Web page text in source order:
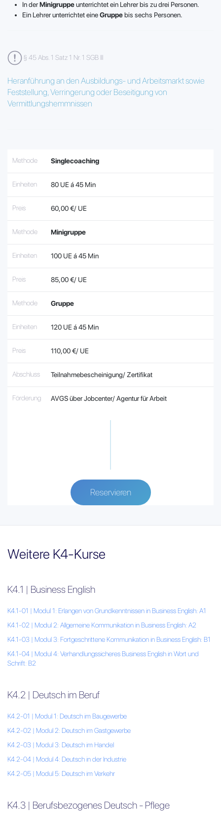
In derMinigruppeunterrichtet ein Lehrer bis zu drei Personen.
Ein Lehrer unterrichtet eineGruppebis sechs Personen.
§ 45 Abs. 1 Satz 1 Nr. 1 SGB III
Heranführung an den Ausbildungs- und Arbeitsmarkt sowie
Feststellung, Verringerung oder Beseitigung von
Vermittlungshemmnissen
Methode Singlecoaching
Einheiten 80 UE á 45 Min
Preis 60,00 €/ UE
Methode Minigruppe
Einheiten 100 UE á 45 Min
Preis 85,00 €/ UE
Methode Gruppe
Einheiten 120 UE á 45 Min
Preis 110,00 €/ UE
Abschluss Teilnahmebescheinigung/ Zertifikat
Förderung AVGS über Jobcenter/ Agentur für Arbeit
Reservieren
Weitere K4-Kurse
K4.1 | Business English
K4.1-01 | Modul 1: Erlangen von Grundkenntnissen in Business English: A1
K4.1-02 | Modul 2: Allgemeine Kommunikation in Business English: A2
K4.1-03 | Modul 3: Fortgeschrittene Kommunikation in Business English: B1
K4.1-04 | Modul 4: Verhandlungssicheres Business English in Wort und
Schrift: B2
K4.2 | Deutsch im Beruf
K4.2-01 | Modul 1: Deutsch im Baugewerbe
K4.2-02 | Modul 2: Deutsch im Gastgewerbe
K4.2-03 | Modul 3: Deutsch im Handel
K4.2-04 | Modul 4: Deutsch in der Industrie
K4.2-05 | Modul 5: Deutsch im Verkehr
K4.3 | Berufsbezogenes Deutsch - Pflege